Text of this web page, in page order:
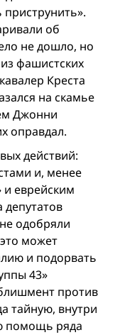
об
не дошло, но
фашистских
Креста
на скамье
Джонни
оправдал.
действий:
и, менее
и еврейским
одобряли
может
и подорвать
43»
против
тайную, внутри
помощь ряда